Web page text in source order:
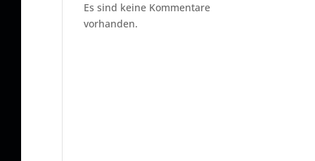
Es sind keine Kommentare
vorhanden.